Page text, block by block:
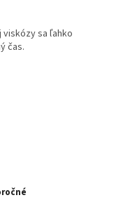
sa ľahko
čas.